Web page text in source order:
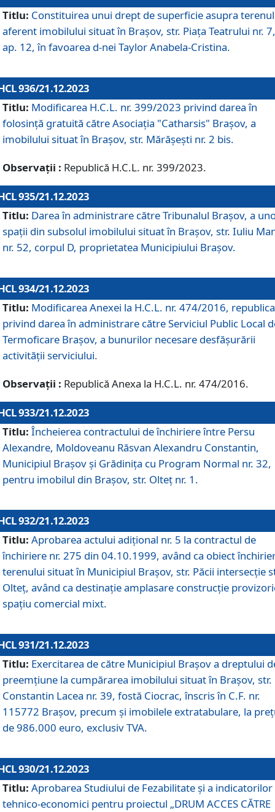
Titlu: Constituirea unui drept de superficie asupra
aferent imobilului situat în Brașov, str. Piața Teatrului nr. 7,
ap. 12, în favoarea d-nei Taylor Anabela-Cristina.
936/21.12.2023
Titlu: Modificarea H.C.L. nr. 399/2023 privind darea în
folosinţă gratuită către Asociaţia "Catharsis" Brașov, a
imobilului situat în Braşov, str. Mărăşeşti nr. 2 bis.
Observații : Republică H.C.L. nr. 399/2023.
935/21.12.2023
Titlu: Darea în administrare către Tribunalul Brașov, a
spații din subsolul imobilului situat în Brașov, str. Iuliu
nr. 52, corpul D, proprietatea Municipiului Brașov.
934/21.12.2023
Titlu: Modificarea Anexei la H.C.L. nr. 474/2016,
privind darea în administrare către Serviciul Public Local
Termoficare Braşov, a bunurilor necesare desfăşurării
activităţii serviciului.
Observații : Republică Anexa la H.C.L. nr. 474/2016.
933/21.12.2023
Titlu: Încheierea contractului de închiriere între Persu
Alexandre, Moldoveanu Răsvan Alexandru Constantin,
Municipiul Braşov şi Grădinița cu Program Normal nr. 32,
pentru imobilul din Brașov, str. Olteț nr. 1.
932/21.12.2023
Titlu: Aprobarea actului adițional nr. 5 la contractul de
închiriere nr. 275 din 04.10.1999, având ca obiect
terenului situat în Municipiul Brașov, str. Păcii intersecție
Olteț, având ca destinație amplasare construcție
spațiu comercial mixt.
931/21.12.2023
Titlu: Exercitarea de către Municipiul Brașov a dreptului
preemțiune la cumpărarea imobilului situat în Brașov, str.
Constantin Lacea nr. 39, fostă Ciocrac, înscris în C.F. nr.
115772 Brașov, precum și imobilele extratabulare, la
de 986.000 euro, exclusiv TVA.
930/21.12.2023
Titlu: Aprobarea Studiului de Fezabilitate și a indicatorilor
tehnico-economici pentru proiectul „DRUM ACCES CĂTRE